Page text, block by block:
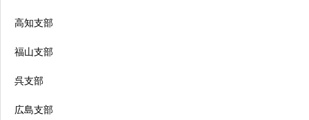
高知支部
福山支部
呉支部
広島支部
行事日程